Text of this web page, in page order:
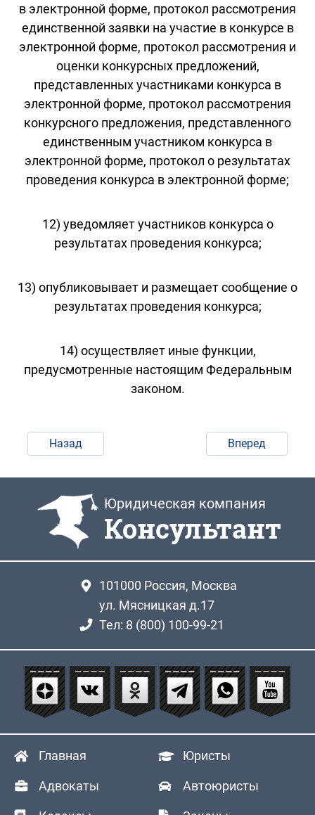
в электронной форме, протокол рассмотрения
единственной заявки на участие в конкурсе в
электронной форме, протокол рассмотрения и
оценки конкурсных предложений,
представленных участниками конкурса в
электронной форме, протокол рассмотрения
конкурсного предложения, представленного
единственным участником конкурса в
электронной форме, протокол о результатах
проведения конкурса в электронной форме;
12) уведомляет участников конкурса о
результатах проведения конкурса;
13) опубликовывает и размещает сообщение о
результатах проведения конкурса;
14) осуществляет иные функции,
предусмотренные настоящим Федеральным
законом.
Назад Вперед
Юридическая компания
Консультант
101000 Россия, Москва
ул. Мясницкая д.17
Тел: 8 (800) 100-99-21
Главная Юристы
Адвокаты Автоюристы